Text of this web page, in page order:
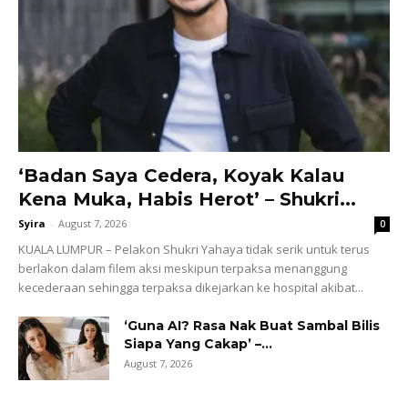
‘Badan Saya Cedera, Koyak Kalau
Kena Muka, Habis Herot’ – Shukri...
Syira - August 7, 2026 0
KUALA LUMPUR – Pelakon Shukri Yahaya tidak serik untuk terus
berlakon dalam filem aksi meskipun terpaksa menanggung
kecederaan sehingga terpaksa dikejarkan ke hospital akibat...
‘Guna AI? Rasa Nak Buat Sambal Bilis
Siapa Yang Cakap’ –...
August 7, 2026